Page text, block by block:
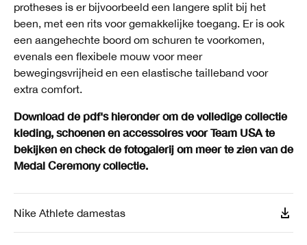
protheses is er bijvoorbeeld een langere split bij het
been, met een rits voor gemakkelijke toegang. Er is ook
een aangehechte boord om schuren te voorkomen,
evenals een flexibele mouw voor meer
bewegingsvrijheid en een elastische tailleband voor
extra comfort.
Download de pdf's hieronder om de volledige collectie
kleding, schoenen en accessoires voor Team USA te
bekijken en check de fotogalerij om meer te zien van de
Medal Ceremony collectie.
Nike Athlete damestas